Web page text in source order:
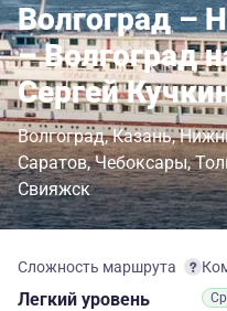
Волгоград –
– Волгоград
Сергей
Волгоград Казань
Саратов Чебоксары
Свияжск
Сложность маршрута
Легкий уровень